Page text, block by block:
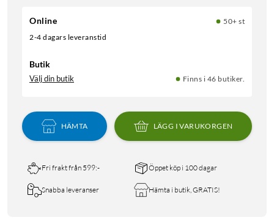
Online
50+ st
2-4 dagars leveranstid
Butik
Välj din butik Finns i 46 butiker.
HÄMTA LÄGG I VARUKORGEN
Fri frakt från 599:- Öppet köp i 100 dagar
Snabba leveranser Hämta i butik, GRATIS!